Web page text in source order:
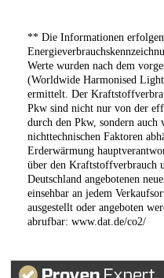
** Die Informationen
Werte wurden nach dem
(Worldwide Harmonised
ermittelt. Der
Pkw sind nicht nur von der
durch den Pkw, sondern auch
nichttechnischen Faktoren
Erderwärmung
über den Kraftstoffverbrauch
Deutschland angebotenen
einsehbar an jedem
ausgestellt oder angeboten
abrufbar: www.dat.de/co2/